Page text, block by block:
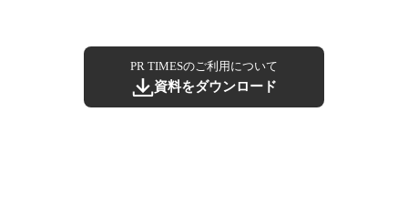
PR TIMESのご利用について
資料をダウンロード